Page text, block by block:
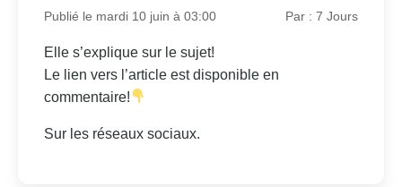
Publié le mardi 10 juin à 03:00 Par : 7 Jours
Elle s’explique sur le sujet!
Le lien vers l’article est disponible en
commentaire!
Sur les réseaux sociaux.